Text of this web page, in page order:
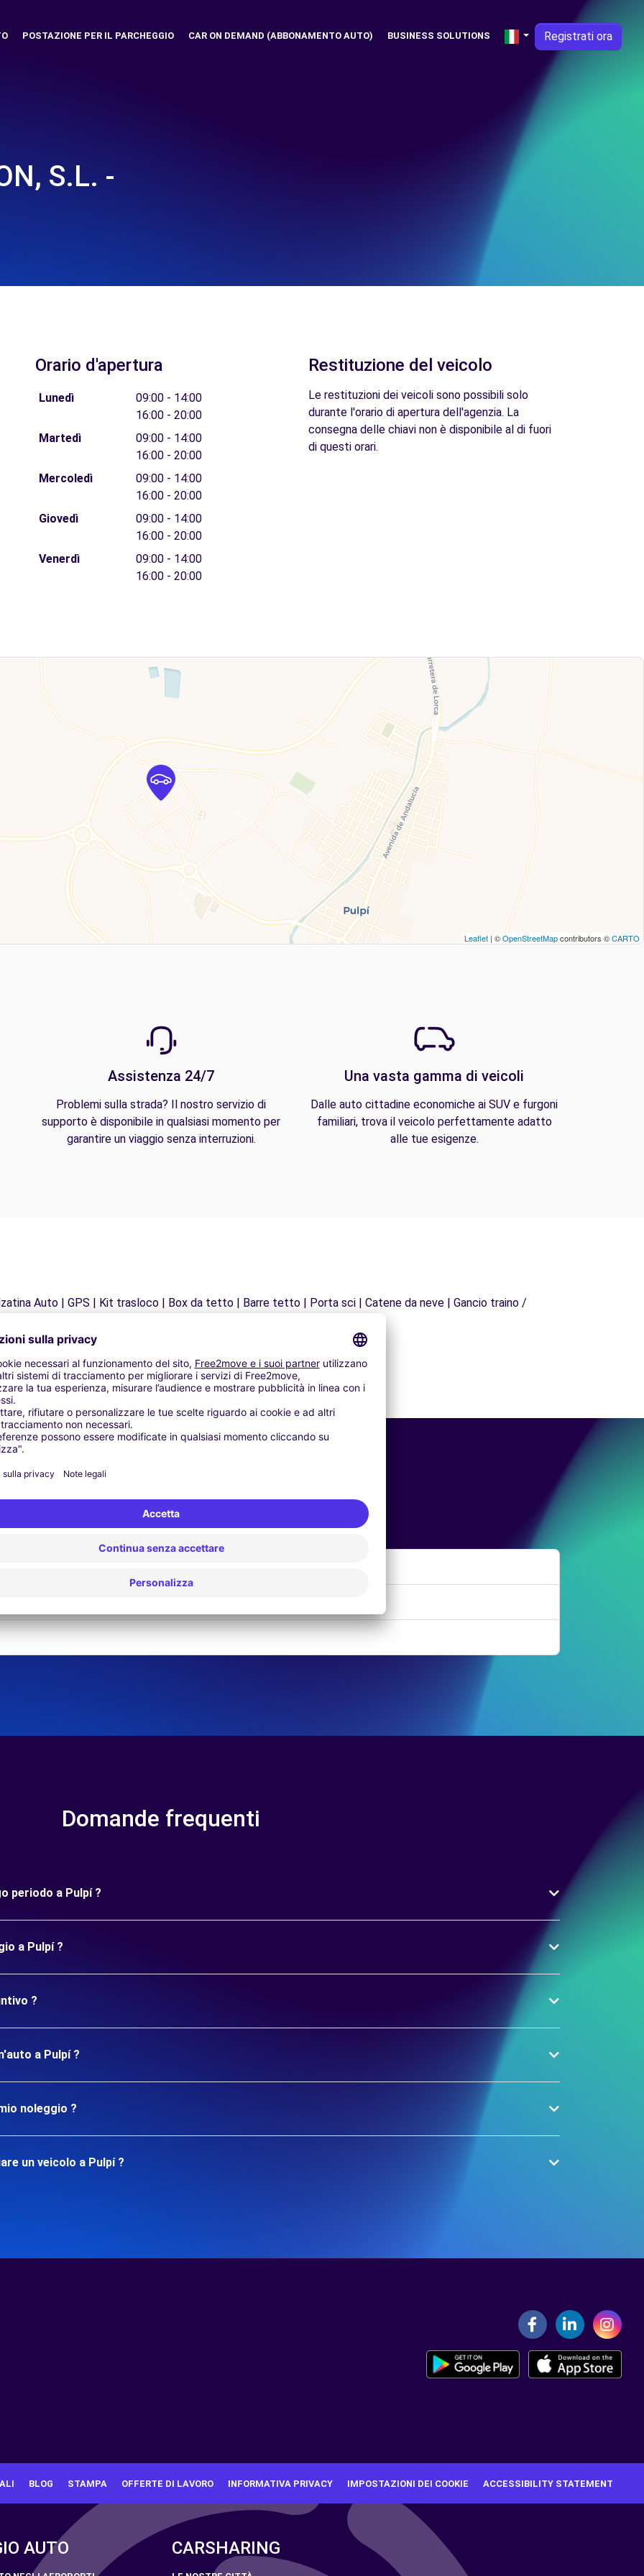
POSTAZIONE PER IL PARCHEGGIO CAR ON DEMAND (ABBONAMENTO AUTO) BUSINESS SOLUTIONS Registrati ora
S.L. -
Orario d'apertura
Lunedì
09:00 - 14:00
16:00 - 20:00
Martedì
09:00 - 14:00
16:00 - 20:00
Mercoledì
09:00 - 14:00
16:00 - 20:00
Giovedì
09:00 - 14:00
16:00 - 20:00
Venerdì
09:00 - 14:00
16:00 - 20:00
Restituzione del veicolo
Le restituzioni dei veicoli sono possibili solo
durante l'orario di apertura dell'agenzia. La
consegna delle chiavi non è disponibile al di fuori
di questi orari.
Leaflet | ©OpenStreetMapcontributors ©CARTO
Assistenza 24/7
Problemi sulla strada? Il nostro servizio di
supporto è disponibile in qualsiasi momento per
garantire un viaggio senza interruzioni.
Una vasta gamma di veicoli
Dalle auto cittadine economiche ai SUV e furgoni
familiari, trova il veicolo perfettamente adatto
alle tue esigenze.
Auto | GPS | Kit trasloco | Box da tetto | Barre tetto | Porta sci | Catene da neve | Gancio traino /
Agenzie simili
Domande frequenti
periodo a Pulpí ?
a Pulpí ?
?
a Pulpí ?
noleggio ?
un veicolo a Pulpí ?
BLOG STAMPA OFFERTE DI LAVORO INFORMATIVA PRIVACY IMPOSTAZIONI DEI COOKIE ACCESSIBILITY STATEMENT
AUTO CARSHARING